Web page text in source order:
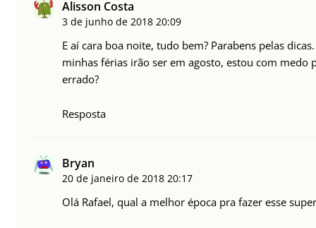
Alisson Costa
3 de junho de 2018 20:09
E aí cara boa noite, tudo bem? Parabens pelas
minhas férias irão ser em agosto, estou com medo
errado?
Resposta
Bryan
20 de janeiro de 2018 20:17
Olá Rafael, qual a melhor época pra fazer esse